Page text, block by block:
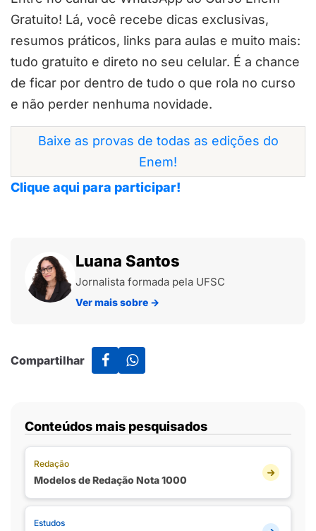
Gratuito! Lá, você recebe dicas exclusivas,
resumos práticos, links para aulas e muito mais:
tudo gratuito e direto no seu celular. É a chance
de ficar por dentro de tudo o que rola no curso
e não perder nenhuma novidade.
Baixe as provas de todas as edições do
Enem!
Clique aqui para participar!
Luana Santos
Jornalista formada pela UFSC
Ver mais sobre →
Compartilhar
Conteúdos mais pesquisados
Redação
Modelos de Redação Nota 1000
Estudos